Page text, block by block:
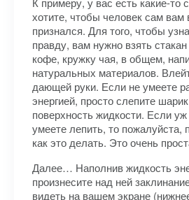
хотите, чтобы человек сам вам
признался. Для того, чтобы
правду, вам нужно взять
кофе, кружку чая, в общем,
натуральных материалов.
дающей руки. Если не умеете
энергией, просто слепите
поверхность жидкости. Если
умеете лепить, то пожалуйста,
как это делать. Это очень
Далее… Наполнив жидкость
произнесите над ней
видеть на вашем экране